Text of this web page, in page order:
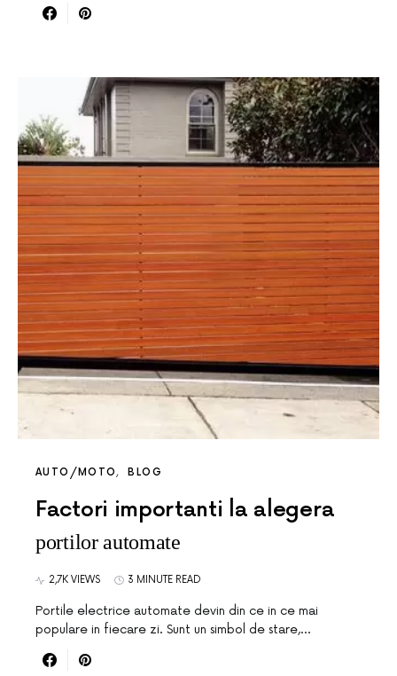
AUTO/MOTO BLOG
Factori importanti la alegera
portilor automate
2,7K VIEWS 3 MINUTE READ
Portile electrice automate devin din ce in ce mai
populare in fiecare zi. Sunt un simbol de stare,…